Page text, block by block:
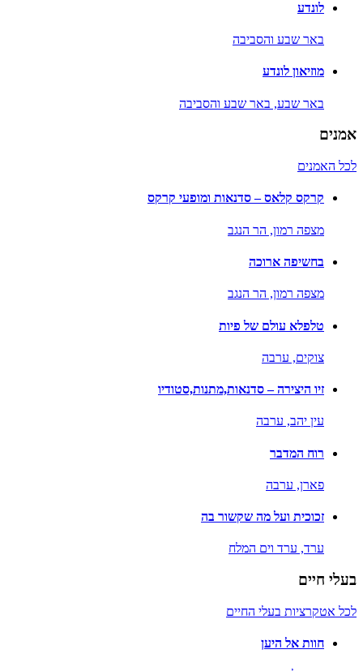
לונדע
באר שבע והסביבה
מוזיאון לונדע
באר שבע, באר שבע והסביבה
אמנים
לכל האמנים
קרקס קלאס – סדנאות ומופעי קרקס
מצפה רמון, הר הנגב
בחשיפה ארוכה
מצפה רמון, הר הנגב
טלפלא עולם של פיות
צוקים, ערבה
זיו היצירה – סדנאות,מתנות,סטודיו
עין יהב, ערבה
רוח המדבר
פארן, ערבה
זכוכית ועל מה שקשור בה
ערד, ערד וים המלח
בעלי חיים
לכל אטקרציות בעלי החיים
חוות אל היען